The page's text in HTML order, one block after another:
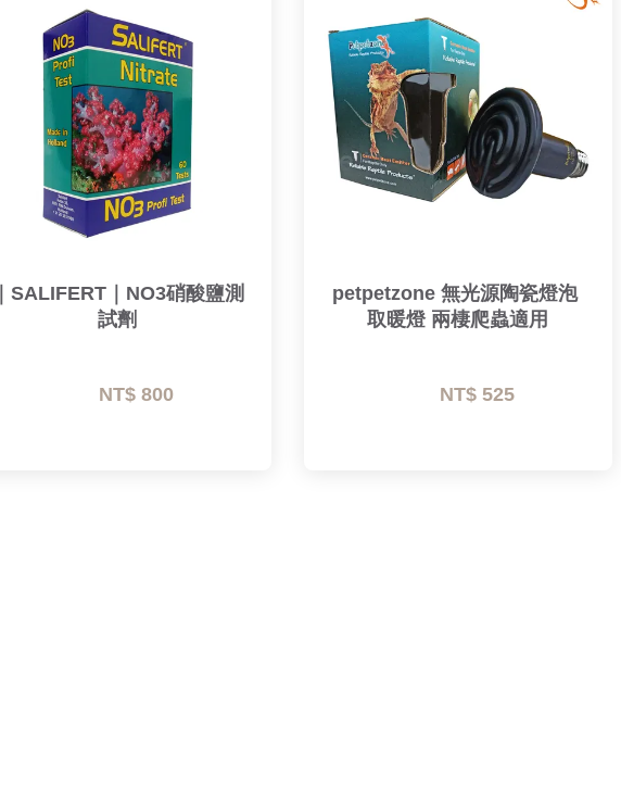
｜SALIFERT｜NO3硝酸鹽測
試劑
NT$ 800
petpetzone 無光源陶瓷燈泡
取暖燈 兩棲爬蟲適用
NT$ 525